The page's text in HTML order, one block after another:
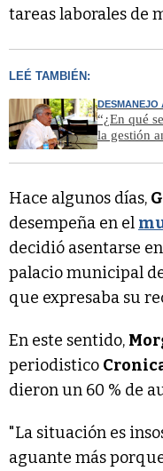
tareas laborales de
LEÉ TAMBIÉN:
DESMANEJO
“¿En qué
la gestión
Hace algunos días,
desempeña en el
decidió asentarse
palacio municipal
que expresaba su
En este sentido,
periodistico
dieron un 60 % de
"La situación es
aguante más